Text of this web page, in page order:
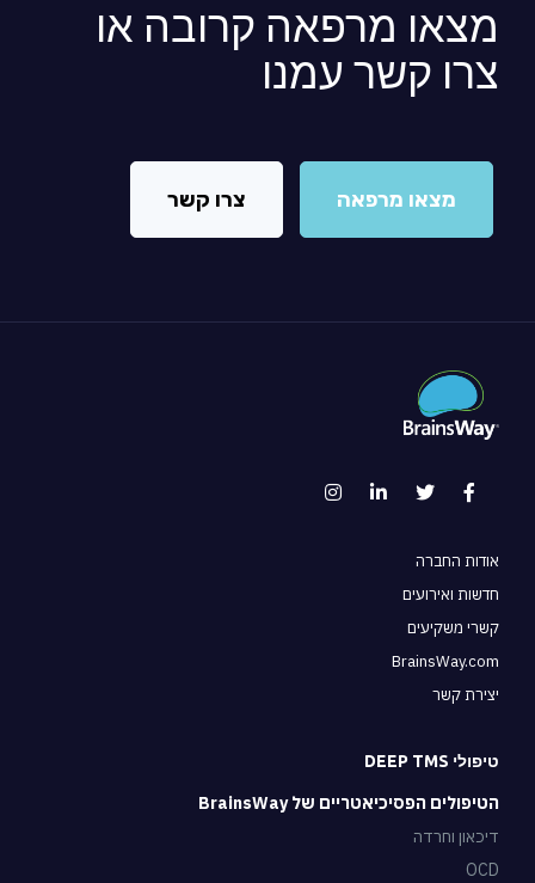
מצאו מרפאה קרובה או
צרו קשר עמנו
מצאו מרפאה צרו קשר
אודות החברה
חדשות ואירועים
קשרי משקיעים
BrainsWay.com
יצירת קשר
טיפולי DEEP TMS
הטיפולים הפסיכיאטריים של BrainsWay
דיכאון וחרדה
OCD